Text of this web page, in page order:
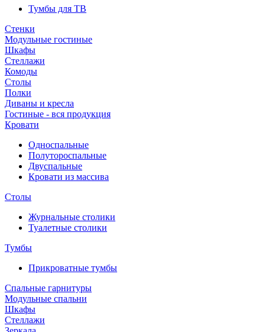
Тумбы для ТВ
Стенки
Модульные гостиные
Шкафы
Стеллажи
Комоды
Столы
Полки
Диваны и кресла
Гостиные - вся продукция
Кровати
Односпальные
Полутороспальные
Двуспальные
Кровати из массива
Столы
Журнальные столики
Туалетные столики
Тумбы
Прикроватные тумбы
Спальные гарнитуры
Модульные спальни
Шкафы
Стеллажи